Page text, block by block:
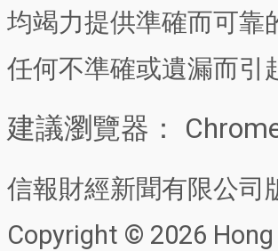
均竭力提供準確而可靠
任何不準確或遺漏而引
建議瀏覽器：
信報財經新聞有限公司
Copyright © 2026